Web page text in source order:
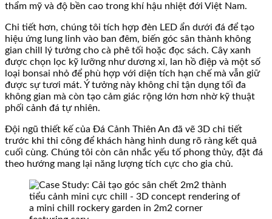
thẩm mỹ và độ bền cao trong khí hậu nhiệt đới Việt Nam.
Chi tiết hơn, chúng tôi tích hợp đèn LED ẩn dưới đá để tạo
hiệu ứng lung linh vào ban đêm, biến góc sân thành không
gian chill lý tưởng cho cà phê tối hoặc đọc sách. Cây xanh
được chọn lọc kỹ lưỡng như dương xỉ, lan hồ điệp và một số
loại bonsai nhỏ để phù hợp với diện tích hạn chế mà vẫn giữ
được sự tươi mát. Ý tưởng này không chỉ tận dụng tối đa
không gian mà còn tạo cảm giác rộng lớn hơn nhờ kỹ thuật
phối cảnh đá tự nhiên.
Đội ngũ thiết kế của Đá Cảnh Thiên An đã vẽ 3D chi tiết
trước khi thi công để khách hàng hình dung rõ ràng kết quả
cuối cùng. Chúng tôi còn cân nhắc yếu tố phong thủy, đặt đá
theo hướng mang lại năng lượng tích cực cho gia chủ.